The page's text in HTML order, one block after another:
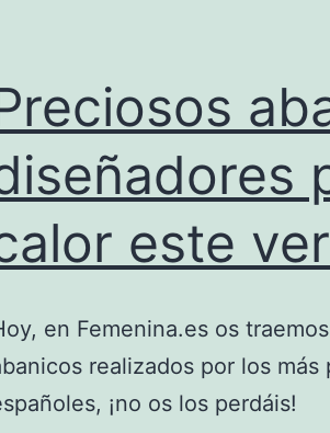
este
en Femenina.es os
realizados por los
¡no os los perdáis!